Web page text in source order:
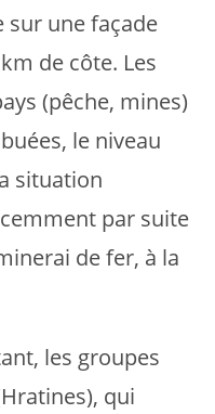
sur une façade
de côte. Les
(pêche, mines)
le niveau
situation
par suite
de fer, à la
les groupes
qui